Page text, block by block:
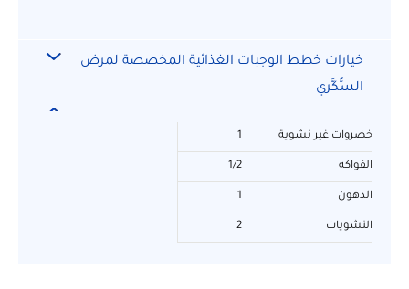
خيارات خطط الوجبات الغذائية المخصصة لمرض
السُّكَّري
خضروات غير نشوية 1
الفواكه 1/2
الدهون 1
النشويات 2